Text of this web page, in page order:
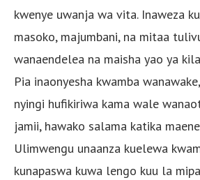
kwenye uwanja wa vita. Inaweza
masoko, majumbani, na mitaa
wanaendelea na maisha yao ya
Pia inaonyesha kwamba
nyingi hufikiriwa kama wale
jamii, hawako salama katika
Ulimwengu unaanza kuelewa
kunapaswa kuwa lengo kuu la